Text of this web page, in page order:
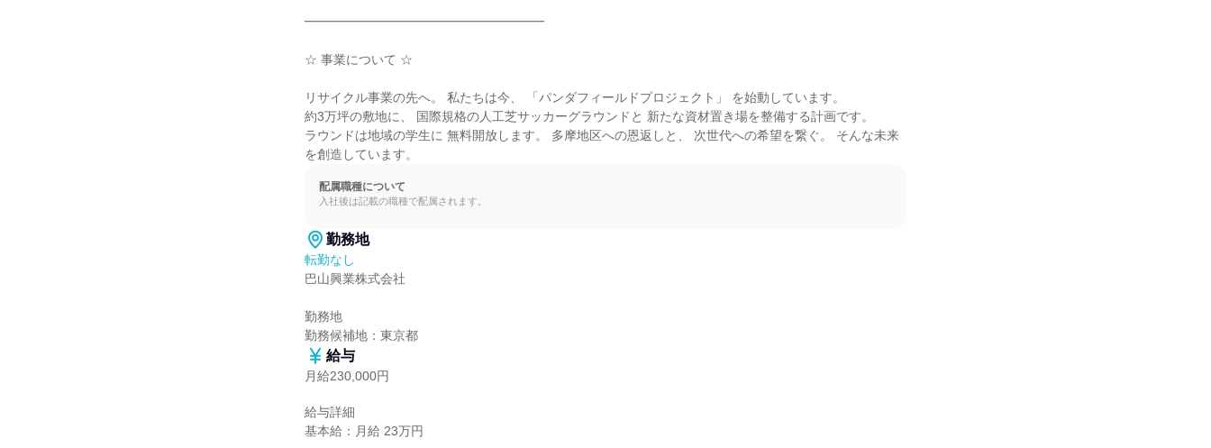
━━━━━━━━━━━━━━━━━━━
☆ 事業について ☆
リサイクル事業の先へ。 私たちは今、 「パンダフィールドプロジェクト」 を始動しています。
約3万坪の敷地に、 国際規格の人工芝サッカーグラウンドと 新たな資材置き場を整備する計画です。
ラウンドは地域の学生に 無料開放します。 多摩地区への恩返しと、 次世代への希望を繋ぐ。 そんな未来
を創造しています。
配属職種について
入社後は記載の職種で配属されます。
勤務地
転勤なし
巴山興業株式会社
勤務地
勤務候補地：東京都
給与
月給230,000円
給与詳細
基本給：月給 23万円